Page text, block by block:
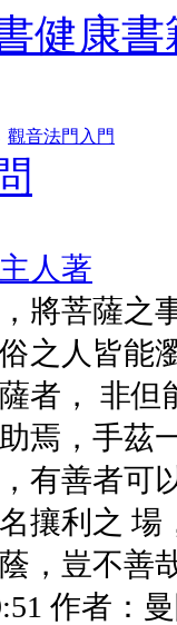
健康書
觀音法門入門
人著
將菩薩之
之人皆能
者， 非但
焉，手茲
有善者可
攘利之 場
，豈不善
作者：